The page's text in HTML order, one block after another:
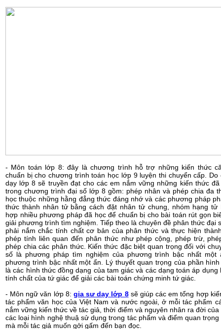
- Môn toán lớp 8: đây là chương trình hỗ trợ những kiến thức
chuẩn bị cho chương trình toán học lớp 9 luyện thi chuyển cấp. Do
dạy lớp 8 sẽ truyền đạt cho các em nắm vững những kiến thức
trong chương trình đại số lớp 8 gồm: phép nhân và phép chia đa
học thuộc những hằng đẳng thức đáng nhớ và các phương pháp
thức thành nhân tử bằng cách đặt nhân tử chung, nhóm hạng tử
hợp nhiều phương pháp đã học để chuẩn bị cho bài toán rút gọn
giải phương trình tìm nghiệm. Tiếp theo là chuyên đề phân thức đại
phải nắm chắc tính chất cơ bản của phân thức và thực hiện
phép tính liên quan đến phân thức như phép cộng, phép trừ,
phép chia các phân thức. Kiến thức đặc biệt quan trọng đối với
số là phương pháp tìm nghiệm của phương trình bậc nhất một
phương trình bậc nhất một ẩn. Lý thuyết quan trọng của phần
là các hình thức đồng dạng của tam giác và các dạng toán áp dụng
tính chất của tứ giác để giải các bài toán chứng minh tứ giác.
- Môn ngữ văn lớp 8: gia sư dạy lớp 8sẽ giúp các em tổng hợp
tác phẩm văn học của Việt Nam và nước ngoài, ở mỗi tác phẩm
nắm vững kiến thức về tác giả, thời điểm và nguyên nhân ra đời của
các loại hình nghệ thuậ sử dụng trong tác phẩm và điểm quan
mà mỗi tác giả muốn gởi gấm đến bạn đọc.